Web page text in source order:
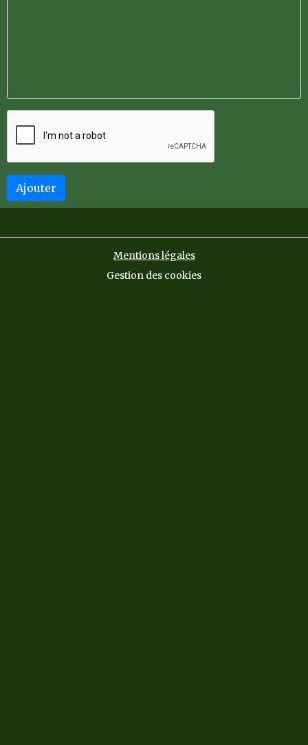
Ajouter
Mentions légales
Gestion des cookies